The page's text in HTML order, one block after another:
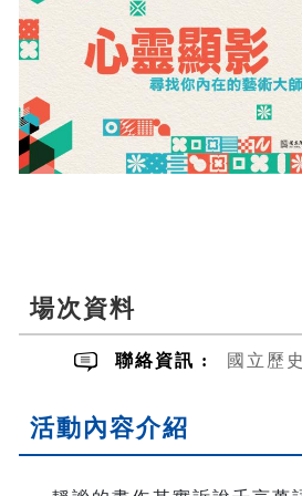
場次資料
聯絡資訊 : 國立歷
活動內容介紹